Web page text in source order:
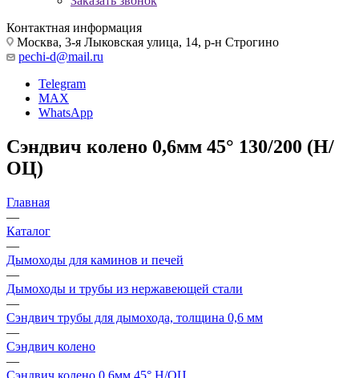
Контактная информация
Москва, 3-я Лыковская улица, 14, р-н Строгино
pechi-d@mail.ru
Telegram
MAX
WhatsApp
Сэндвич колено 0,6мм 45° 130/200 (Н/
ОЦ)
Главная
—
Каталог
—
Дымоходы для каминов и печей
—
Дымоходы и трубы из нержавеющей стали
—
Сэндвич трубы для дымохода, толщина 0,6 мм
—
Сэндвич колено
—
Сэндвич колено 0,6мм 45° Н/ОЦ